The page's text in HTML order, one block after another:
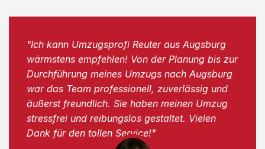
"Ich kann Umzugsprofi Reuter aus Augsburg
wärmstens empfehlen! Von der Planung bis zur
Durchführung meines Umzugs nach Augsburg
war das Team professionell, zuverlässig und
äußerst freundlich. Sie haben meinen Umzug
stressfrei und reibungslos gestaltet. Vielen
Dank für den tollen Service!"